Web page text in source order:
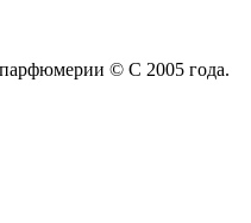
© С 2005 года.